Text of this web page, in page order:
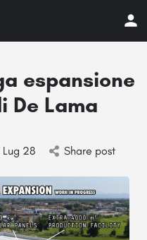
espansione
De Lama
Lug 28 Share post